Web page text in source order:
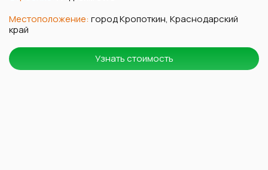
Местоположение: город Кропоткин, Краснодарский
край
Узнать стоимость